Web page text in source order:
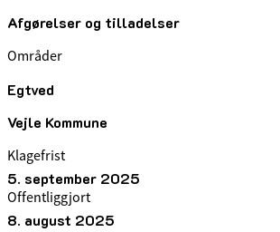
Afgørelser og tilladelser
Områder
Egtved
Vejle Kommune
Klagefrist
5. september 2025
Offentliggjort
8. august 2025